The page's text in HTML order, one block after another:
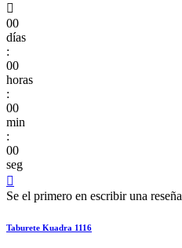

00
días
:
00
horas
:
00
min
:
00
seg

Se el primero en escribir una reseña
Taburete Kuadra 1116